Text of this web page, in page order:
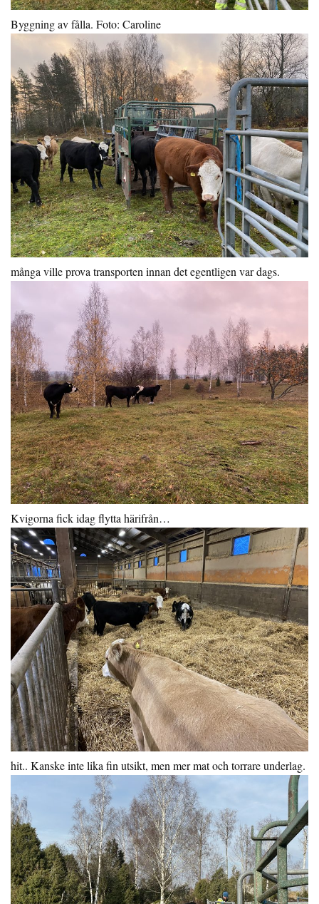
Byggning av fålla. Foto: Caroline
många ville prova transporten innan det egentligen var dags.
Kvigorna fick idag flytta härifrån…
hit.. Kanske inte lika fin utsikt, men mer mat och torrare underlag.